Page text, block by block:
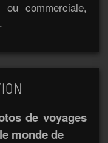
ou commerciale,
.
de voyages
monde de